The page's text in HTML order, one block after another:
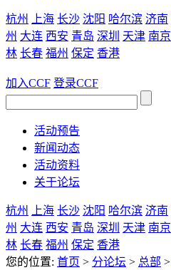
杭州 上海 长沙 沈阳 哈尔滨 济南
州 大连 西安 青岛 深圳 天津 南京
林 长春 福州 保定 香港
加入CCF 登录CCF
活动预告
新闻动态
活动资料
关于论坛
杭州 上海 长沙 沈阳 哈尔滨 济南
州 大连 西安 青岛 深圳 天津 南京
林 长春 福州 保定 香港
您的位置: 首页 > 分论坛 > 总部 >